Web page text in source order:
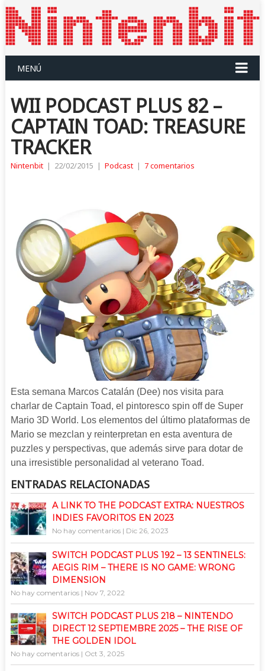
MENÚ
WII PODCAST PLUS 82 –
CAPTAIN TOAD: TREASURE
TRACKER
Nintenbit | 22/02/2015 | Podcast | 7 comentarios
Esta semana Marcos Catalán (Dee) nos visita para
charlar de Captain Toad, el pintoresco spin off de Super
Mario 3D World. Los elementos del último plataformas de
Mario se mezclan y reinterpretan en esta aventura de
puzzles y perspectivas, que además sirve para dotar de
una irresistible personalidad al veterano Toad.
ENTRADAS RELACIONADAS
A LINK TO THE PODCAST EXTRA: NUESTROS
INDIES FAVORITOS EN 2023
No hay comentarios| Dic 26, 2023
SWITCH PODCAST PLUS 192 – 13 SENTINELS:
AEGIS RIM – THERE IS NO GAME: WRONG
DIMENSION
No hay comentarios| Nov 7, 2022
SWITCH PODCAST PLUS 218 – NINTENDO
DIRECT 12 SEPTIEMBRE 2025 – THE RISE OF
THE GOLDEN IDOL
No hay comentarios| Oct 3, 2025